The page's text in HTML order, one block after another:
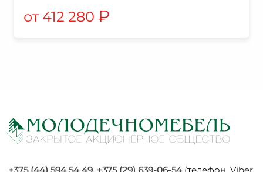
412 280 ₽
+375 (44) 594 54 49, +375 (29) 639-06-54(телефон, Viber,